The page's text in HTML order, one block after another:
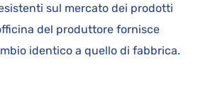
sul mercato dei prodotti
del produttore fornisce
identico a quello di fabbrica.